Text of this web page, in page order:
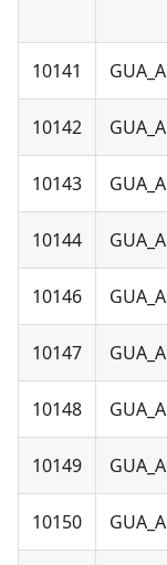
10141
10142
10143
10144
10146
10147
10148
10149
10150